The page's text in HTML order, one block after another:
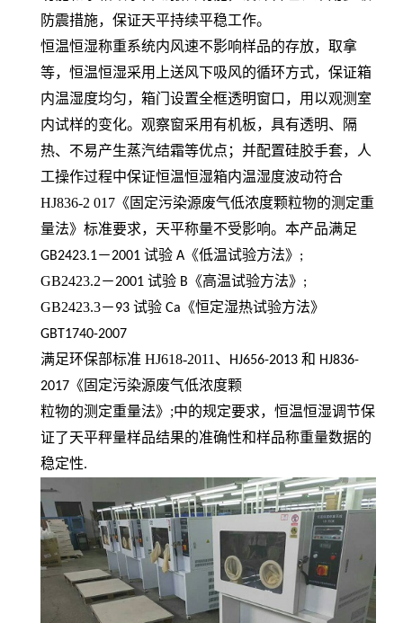
防震措施，保证天平持续平稳工作。
恒温恒湿称重系统内风速不影响样品的存放，取拿
等，恒温恒湿采用上送风下吸风的循环方式，保证箱
内温湿度均匀，箱门设置全框透明窗口，用以观测室
内试样的变化。观察窗采用有机板，具有透明、隔
热、不易产生蒸汽结霜等优点；并配置硅胶手套，人
工操作过程中保证恒温恒湿箱内温湿度波动符合
HJ836-2 017《固定污染源废气低浓度颗粒物的测定重
量法》标准要求，天平称量不受影响。本产品满足
GB2423.1－2001 试验 A 《低温试验方法》 ;
GB2423.2－2001 试验 B 《高温试验方法》 ;
GB2423.3－93 试验 Ca 《恒定湿热试验方法》
GBT1740-2007
满足环保部标准 HJ618-2011、 HJ656-2013 和 HJ836-
2017 《固定污染源废气低浓度颗
粒物的测定重量法》;中的规定要求，恒温恒湿调节保
证了天平秤量样品结果的准确性和样品称重量数据的
稳定性.